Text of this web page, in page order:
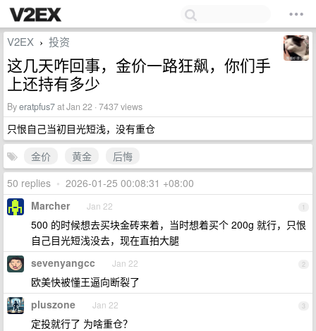
V2EX › 投资
这几天咋回事，金价一路狂飙，你们手
上还持有多少
Byeratpfus7at Jan 22 · 7437 views
只恨自己当初目光短浅，没有重仓
金价
黄金
后悔
50 replies • 2026-01-25 00:08:31 +08:00
1
Marcher Jan 22
500 的时候想去买块金砖来着，当时想着买个 200g 就行，只恨
自己目光短浅没去，现在直拍大腿
2
sevenyangcc Jan 22
欧美快被懂王逼向断裂了
3
pluszone Jan 22
定投就行了 为啥重仓？